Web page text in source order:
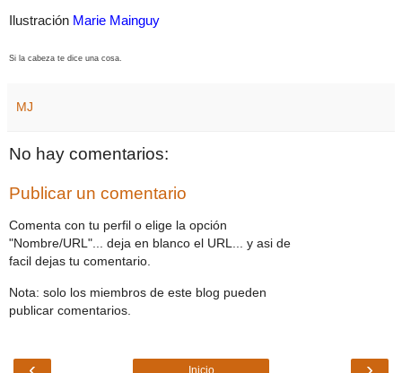
Ilustración Marie Mainguy
Si la cabeza te dice una cosa.
MJ
No hay comentarios:
Publicar un comentario
Comenta con tu perfil o elige la opción
"Nombre/URL"... deja en blanco el URL... y asi de
facil dejas tu comentario.
Nota: solo los miembros de este blog pueden
publicar comentarios.
Inicio